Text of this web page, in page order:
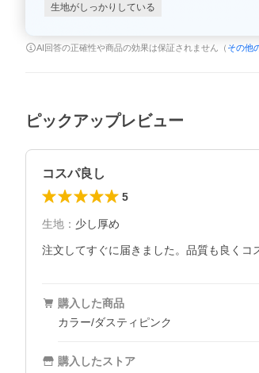
生地がしっかりしている
AI回答の正確性や商品の効果は保証されません（ その他
ピックアップレビュー
コスパ良し
5
生地 ： 少し厚め
注文してすぐに届きました。品質も良くコ
購入した商品
カラー/ダスティピンク
購入したストア